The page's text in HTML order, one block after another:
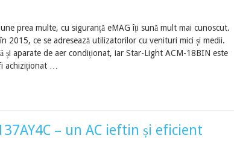
prea multe, cu siguranță eMAG îți sună mult mai cunoscut.
2015, ce se adresează utilizatorilor cu venituri mici și medii.
și aparate de aer condiționat, iar Star-Light ACM-18BIN este
achiziționat …
– un AC ieftin și eficient